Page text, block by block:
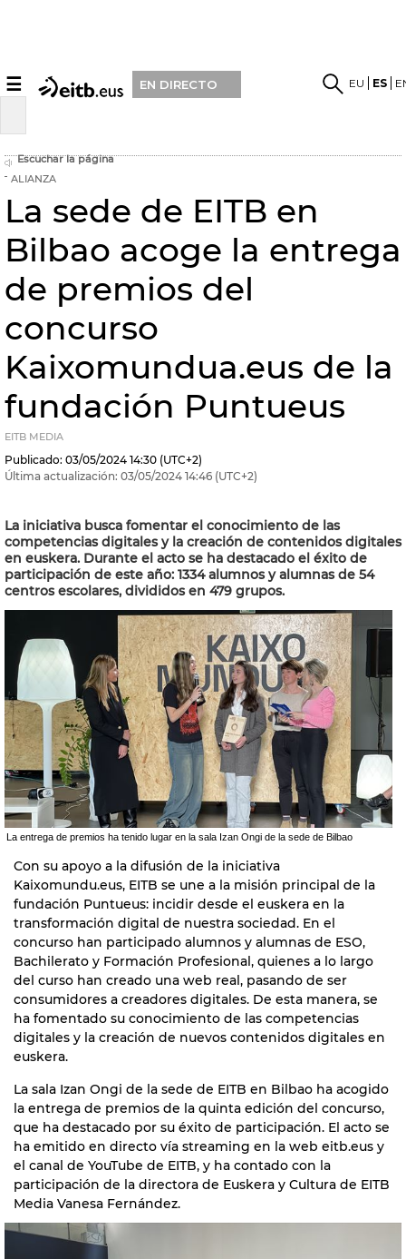
☰ EN DIRECTO EU ES
Escuchar la página
ALIANZA
La sede de EITB en
Bilbao acoge la entrega
de premios del
concurso
Kaixomundua.eus de la
fundación Puntueus
EITB MEDIA
Publicado: 03/05/2024 14:30 (UTC+2)
Última actualización: 03/05/2024 14:46 (UTC+2)
La iniciativa busca fomentar el conocimiento de las
competencias digitales y la creación de contenidos digitales
en euskera. Durante el acto se ha destacado el éxito de
participación de este año: 1334 alumnos y alumnas de 54
centros escolares, divididos en 479 grupos.
La entrega de premios ha tenido lugar en la sala Izan Ongi de la sede de Bilbao
Con su apoyo a la difusión de la iniciativa
Kaixomundu.eus, EITB se une a la misión principal de la
fundación Puntueus: incidir desde el euskera en la
transformación digital de nuestra sociedad. En el
concurso han participado alumnos y alumnas de ESO,
Bachilerato y Formación Profesional, quienes a lo largo
del curso han creado una web real, pasando de ser
consumidores a creadores digitales. De esta manera, se
ha fomentado su conocimiento de las competencias
digitales y la creación de nuevos contenidos digitales en
euskera.
La sala Izan Ongi de la sede de EITB en Bilbao ha acogido
la entrega de premios de la quinta edición del concurso,
que ha destacado por su éxito de participación. El acto se
ha emitido en directo vía streaming en la web eitb.eus y
el canal de YouTube de EITB, y ha contado con la
participación de la directora de Euskera y Cultura de EITB
Media Vanesa Fernández.